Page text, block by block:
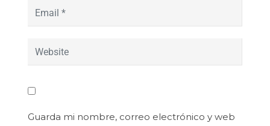
Guarda mi nombre, correo electrónico y web